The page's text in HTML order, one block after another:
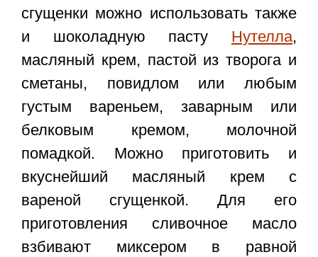
сгущенки можно использовать также
и шоколадную пасту Нутелла,
масляный крем, пастой из творога и
сметаны, повидлом или любым
густым вареньем, заварным или
белковым кремом, молочной
помадкой. Можно приготовить и
вкуснейший масляный крем с
вареной сгущенкой. Для его
приготовления сливочное масло
взбивают миксером в равной